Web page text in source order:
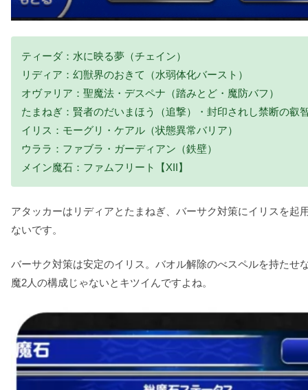
ティーダ：水に映る夢（チェイン）
リディア：幻獣界のおきて（水弱体化バースト）
オヴァリア：聖魔法・デスペナ（踏みとど・魔防バフ）
たまねぎ：賢者のだいまほう（追撃）・封印されし禁断の叡
イリス：モーグリ・ケアル（状態異常バリア）
ウララ：ファブラ・ガーディアン（鉄壁）
メイン魔石：ファムフリート【XII】
アタッカーはリディアとたまねぎ、バーサク対策にイリスを
ないです。
バーサク対策は安定のイリス。バオル解除のべスペルを持た
魔2人の構成じゃないとキツイんですよね。